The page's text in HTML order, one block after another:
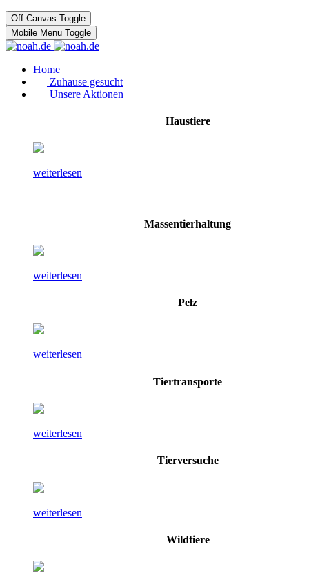
Off-Canvas Toggle
Mobile Menu Toggle
Home
Zuhause gesucht
Unsere Aktionen
Haustiere
weiterlesen
Massentierhaltung
weiterlesen
Pelz
weiterlesen
Tiertransporte
weiterlesen
Tierversuche
weiterlesen
Wildtiere